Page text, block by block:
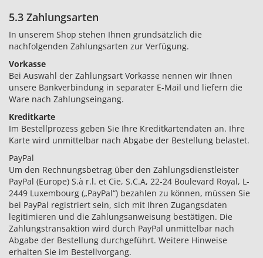
5.3 Zahlungsarten
In unserem Shop stehen Ihnen grundsätzlich die
nachfolgenden Zahlungsarten zur Verfügung.
Vorkasse
Bei Auswahl der Zahlungsart Vorkasse nennen wir Ihnen
unsere Bankverbindung in separater E-Mail und liefern die
Ware nach Zahlungseingang.
Kreditkarte
Im Bestellprozess geben Sie Ihre Kreditkartendaten an. Ihre
Karte wird unmittelbar nach Abgabe der Bestellung belastet.
PayPal
Um den Rechnungsbetrag über den Zahlungsdienstleister
PayPal (Europe) S.à r.l. et Cie, S.C.A, 22-24 Boulevard Royal, L-
2449 Luxembourg („PayPal“) bezahlen zu können, müssen Sie
bei PayPal registriert sein, sich mit Ihren Zugangsdaten
legitimieren und die Zahlungsanweisung bestätigen. Die
Zahlungstransaktion wird durch PayPal unmittelbar nach
Abgabe der Bestellung durchgeführt. Weitere Hinweise
erhalten Sie im Bestellvorgang.